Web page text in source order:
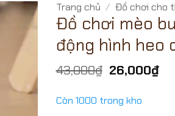
Trang chủ / Đồ chơi cho
Đồ chơi mèo
động hình heo
43,000₫ Giá
gốc
43,000₫.
26,000₫Giá
Còn 1000 trong kho